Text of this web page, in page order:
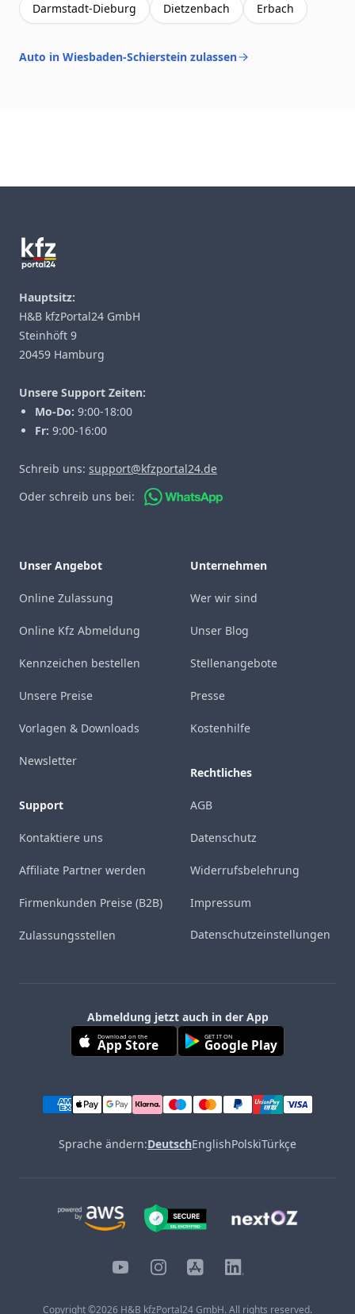
Darmstadt-Dieburg
Dietzenbach Erbach
Auto in Wiesbaden-Schierstein zulassen
Hauptsitz:
H&B kfzPortal24 GmbH
Steinhöft 9
20459 Hamburg
Unsere Support Zeiten:
Mo-Do: 9:00-18:00
Fr: 9:00-16:00
Schreib uns: support@kfzportal24.de
Oder schreib uns bei:
Unser Angebot
Online Zulassung
Online Kfz Abmeldung
Kennzeichen bestellen
Unsere Preise
Vorlagen & Downloads
Newsletter
Support
Kontaktiere uns
Affiliate Partner werden
Firmenkunden Preise (B2B)
Zulassungsstellen
Unternehmen
Wer wir sind
Unser Blog
Stellenangebote
Presse
Kostenhilfe
Rechtliches
AGB
Datenschutz
Widerrufsbelehrung
Impressum
Datenschutzeinstellungen
Abmeldung jetzt auch in der App
Download on the
App Store GET IT ON
Google Play
Sprache ändern:DeutschEnglishPolskiTürkçe
YouTubeInstagram
iOS LinkedIn
Copyright ©2026 H&B kfzPortal24 GmbH. All rights reserved.